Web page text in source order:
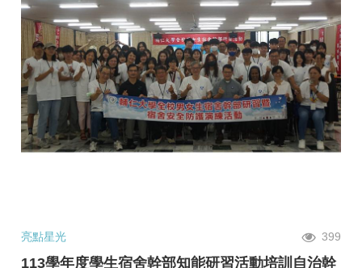
亮點星光 399
113學年度學生宿舍幹部知能研習活動培訓自治幹